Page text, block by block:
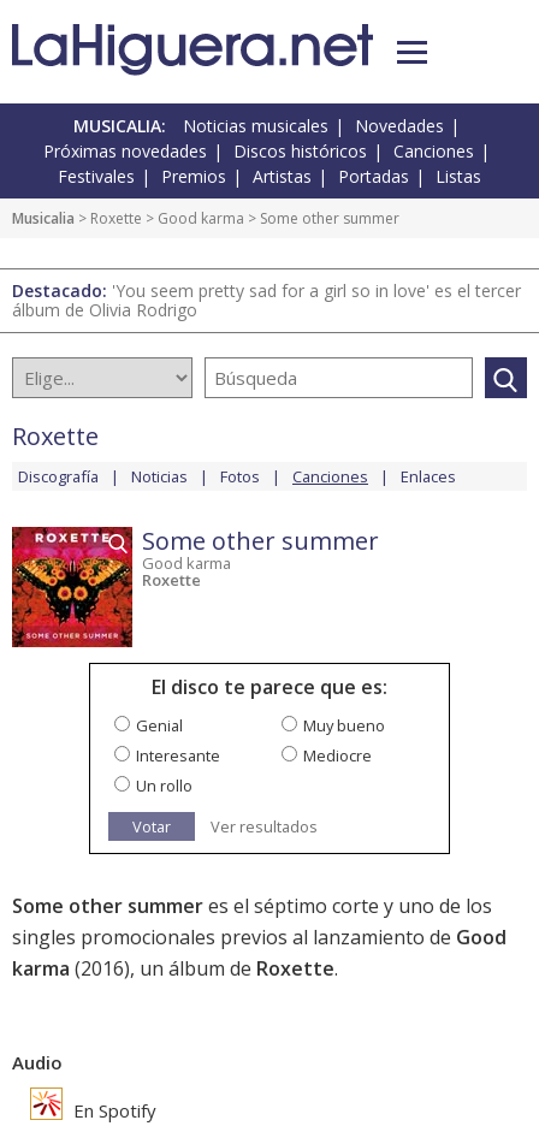
MUSICALIA: Noticias musicales
Novedades
Próximas novedades
Discos históricos
Canciones
Festivales
Premios Artistas Portadas Listas
Musicalia > Roxette > Good karma > Some other summer
Destacado: 'You seem pretty sad for a girl so in love' es el tercer
álbum de Olivia Rodrigo
Roxette
Discografía Noticias Fotos Canciones Enlaces
Some other summer
Good karma
Roxette
El disco te parece que es:
Genial
Muy bueno
Interesante
Mediocre
Un rollo
Votar
Ver resultados
Some other summeres el séptimo corte y uno de los
singles promocionales previos al lanzamiento de Good
karma (2016), un álbum de Roxette.
Audio
En Spotify